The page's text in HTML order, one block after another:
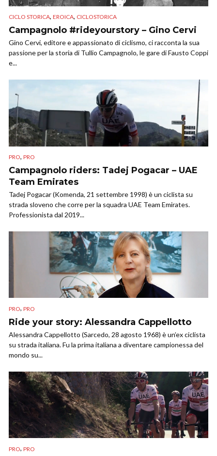
CICLO STORICA, EROICA, CICLOSTORICA
Campagnolo #rideyourstory – Gino Cervi
Gino Cervi, editore e appassionato di ciclismo, ci racconta la sua
passione per la storia di Tullio Campagnolo, le gare di Fausto Coppi
e...
PRO, PRO
Campagnolo riders: Tadej Pogacar – UAE
Team Emirates
Tadej Pogacar (Komenda, 21 settembre 1998) è un ciclista su
strada sloveno che corre per la squadra UAE Team Emirates.
Professionista dal 2019...
PRO, PRO
Ride your story: Alessandra Cappellotto
Alessandra Cappellotto (Sarcedo, 28 agosto 1968) è un’ex ciclista
su strada italiana. Fu la prima italiana a diventare campionessa del
mondo su...
PRO, PRO